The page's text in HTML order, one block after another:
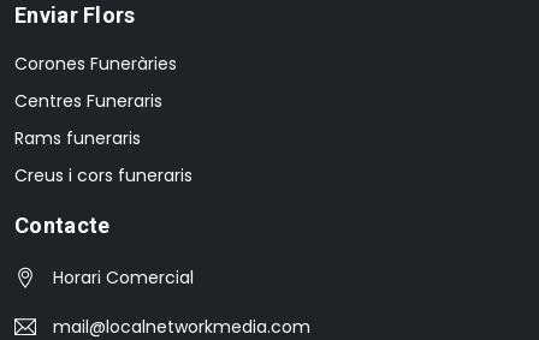
Enviar Flors
Corones Funeràries
Centres Funeraris
Rams funeraris
Creus i cors funeraris
Contacte
Horari Comercial
mail@localnetworkmedia.com